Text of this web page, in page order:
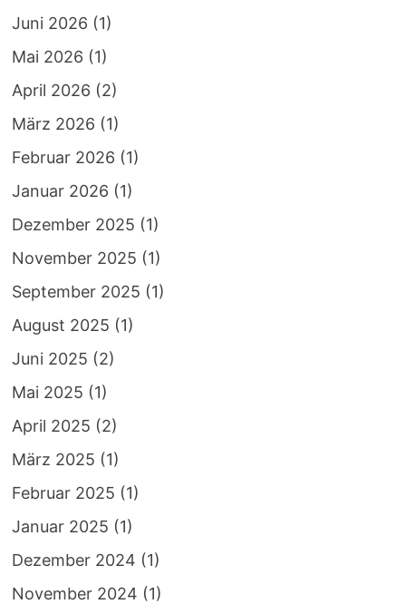
Juni 2026 (1)
Mai 2026 (1)
April 2026 (2)
März 2026 (1)
Februar 2026 (1)
Januar 2026 (1)
Dezember 2025 (1)
November 2025 (1)
September 2025 (1)
August 2025 (1)
Juni 2025 (2)
Mai 2025 (1)
April 2025 (2)
März 2025 (1)
Februar 2025 (1)
Januar 2025 (1)
Dezember 2024 (1)
November 2024 (1)